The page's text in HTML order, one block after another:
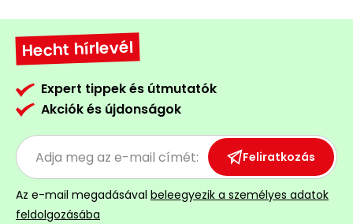
Hecht hírlevél
Expert tippek és útmutatók
Akciók és újdonságok
Feliratkozás
Az e-mail megadásával beleegyezik a személyes adatok
feldolgozásába